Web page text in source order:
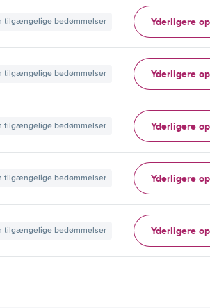
tilgængelige bedømmelser Yderligere
tilgængelige bedømmelser Yderligere
tilgængelige bedømmelser Yderligere
tilgængelige bedømmelser Yderligere
tilgængelige bedømmelser Yderligere